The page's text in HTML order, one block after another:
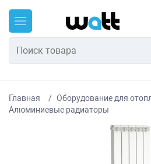
Главная Оборудование для
Алюминиевые радиаторы